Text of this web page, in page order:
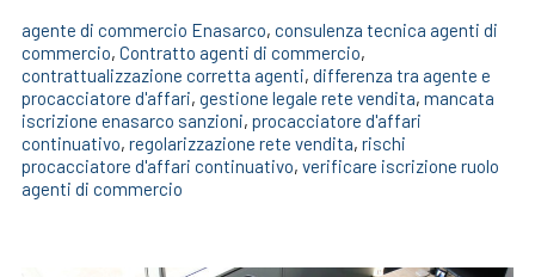
agente di commercio Enasarco, consulenza tecnica agenti di
commercio, Contratto agenti di commercio,
contrattualizzazione corretta agenti, differenza tra agente e
procacciatore d'affari, gestione legale rete vendita, mancata
iscrizione enasarco sanzioni, procacciatore d'affari
continuativo, regolarizzazione rete vendita, rischi
procacciatore d'affari continuativo, verificare iscrizione ruolo
agenti di commercio